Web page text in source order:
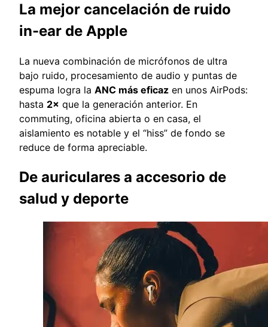
La mejor cancelación de ruido
in-ear de Apple
La nueva combinación de micrófonos de ultra
bajo ruido, procesamiento de audio y puntas de
espuma logra la ANC más eficaz en unos AirPods:
hasta 2× que la generación anterior. En
commuting, oficina abierta o en casa, el
aislamiento es notable y el “hiss” de fondo se
reduce de forma apreciable.
De auriculares a accesorio de
salud y deporte